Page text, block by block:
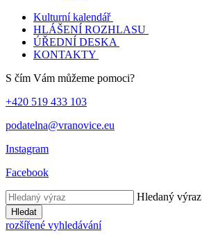
Kulturní kalendář
HLÁŠENÍ ROZHLASU
ÚŘEDNÍ DESKA
KONTAKTY
S čím Vám můžeme pomoci?
+420 519 433 103
podatelna@vranovice.eu
Instagram
Facebook
Hledaný výraz
Hledat
rozšířené vyhledávání